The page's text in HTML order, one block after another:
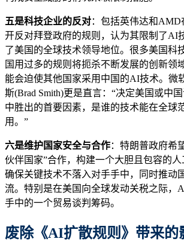
五是科技企业的反对：包括英伟达和
开反对拜登政府的规则，认为其限制了AI
了美国的全球技术领导地位。很多美国科
国用过多的规则将扼杀不断发展的创新领
能会迫使其他国家采用中国的AI技术。微
斯(Brad Smith)更是直言：“决定美国或中
中胜出的首要因素，是谁的技术能在全球
用。”
六是维护国家安全与合作：特朗普政府希
伙伴国家”合作，构建一个大胆且包容的人
确保关键技术不落入对手手中，同时推动
流。特别是在美国向全球发动关税之际，
手中的一个贸易谈判筹码。
废除《AI扩散规则》带来的